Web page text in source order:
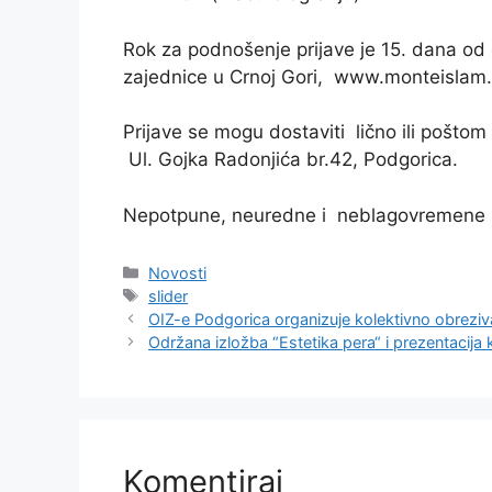
Rok za podnošenje prijave je 15. dana
zajednice u Crnoj Gori,
Prijave se mogu dostaviti lično ili
Ul. Gojka Radonjića br.42, Podgorica.
Nepotpune, neuredne i
Kategorije
Novosti
Oznake
slider
OIZ-e Podgorica organizuje kolektivno
Održana izložba “Estetika pera“ i
Komentiraj